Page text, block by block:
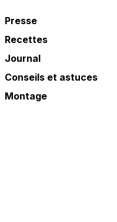
Presse
Recettes
Journal
Conseils et astuces
Montage